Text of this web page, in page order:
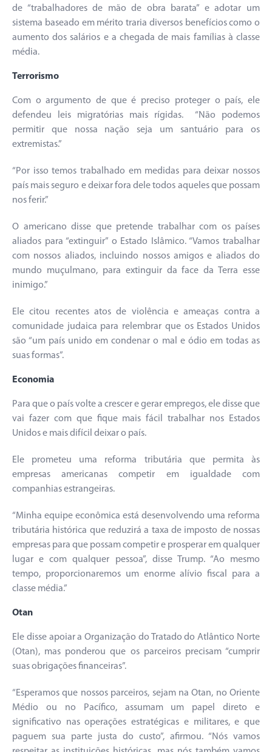
de “trabalhadores de mão de obra barata” e adotar um
sistema baseado em mérito traria diversos benefícios como o
aumento dos salários e a chegada de mais famílias à classe
média.
Terrorismo
Com o argumento de que é preciso proteger o país, ele
defendeu leis migratórias mais rígidas. “Não podemos
permitir que nossa nação seja um santuário para os
extremistas.”
“Por isso temos trabalhado em medidas para deixar nossos
país mais seguro e deixar fora dele todos aqueles que possam
nos ferir.”
O americano disse que pretende trabalhar com os países
aliados para “extinguir” o Estado Islâmico. “Vamos trabalhar
com nossos aliados, incluindo nossos amigos e aliados do
mundo muçulmano, para extinguir da face da Terra esse
inimigo.”
Ele citou recentes atos de violência e ameaças contra a
comunidade judaica para relembrar que os Estados Unidos
são “um país unido em condenar o mal e ódio em todas as
suas formas”.
Economia
Para que o país volte a crescer e gerar empregos, ele disse que
vai fazer com que fique mais fácil trabalhar nos Estados
Unidos e mais difícil deixar o país.
Ele prometeu uma reforma tributária que permita às
empresas americanas competir em igualdade com
companhias estrangeiras.
“Minha equipe econômica está desenvolvendo uma reforma
tributária histórica que reduzirá a taxa de imposto de nossas
empresas para que possam competir e prosperar em qualquer
lugar e com qualquer pessoa”, disse Trump. “Ao mesmo
tempo, proporcionaremos um enorme alívio fiscal para a
classe média.”
Otan
Ele disse apoiar a Organização do Tratado do Atlântico Norte
(Otan), mas ponderou que os parceiros precisam “cumprir
suas obrigações financeiras”.
“Esperamos que nossos parceiros, sejam na Otan, no Oriente
Médio ou no Pacífico, assumam um papel direto e
significativo nas operações estratégicas e militares, e que
paguem sua parte justa do custo”, afirmou. “Nós vamos